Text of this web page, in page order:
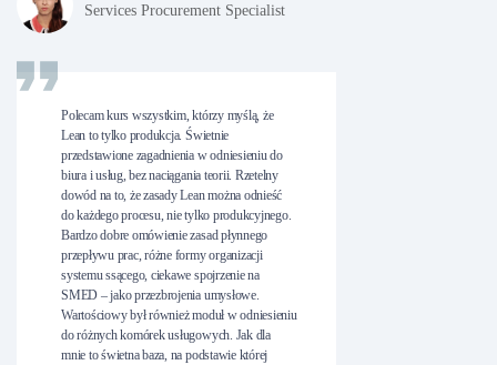
Services Procurement Specialist
Polecam kurs wszystkim, którzy myślą, że
Lean to tylko produkcja. Świetnie
przedstawione zagadnienia w odniesieniu do
biura i usług, bez naciągania teorii. Rzetelny
dowód na to, że zasady Lean można odnieść
do każdego procesu, nie tylko produkcyjnego.
Bardzo dobre omówienie zasad płynnego
przepływu prac, różne formy organizacji
systemu ssącego, ciekawe spojrzenie na
SMED – jako przezbrojenia umysłowe.
Wartościowy był również moduł w odniesieniu
do różnych komórek usługowych. Jak dla
mnie to świetna baza, na podstawie której